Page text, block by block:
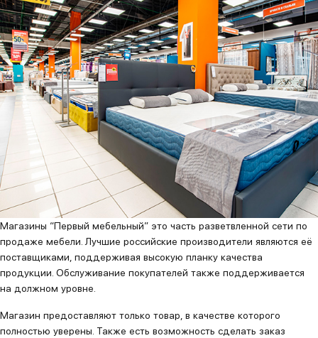
Магазины “Первый мебельный” это часть разветвленной сети по
продаже мебели. Лучшие российские производители являются её
поставщиками, поддерживая высокую планку качества
продукции. Обслуживание покупателей также поддерживается
на должном уровне.
Магазин предоставляют только товар, в качестве которого
полностью уверены. Также есть возможность сделать заказ